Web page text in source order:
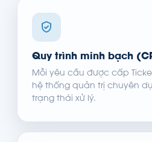
Quy trình minh bạch
Mỗi yêu cầu được cấp
hệ thống quản trị chuyên
trạng thái xử lý.